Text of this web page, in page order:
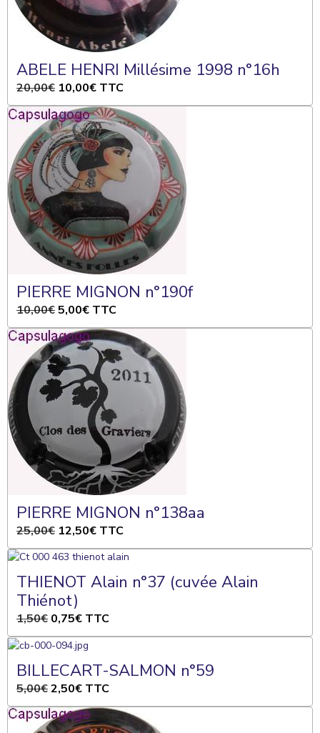
ABELE HENRI Millésime 1998 n°16h
20,00€ 10,00€ TTC
PIERRE MIGNON n°190f
10,00€5,00€ TTC
PIERRE MIGNON n°138aa
25,00€ 12,50€ TTC
THIENOT Alain n°37 (cuvée Alain
Thiénot)
1,50€ 0,75€ TTC
BILLECART-SALMON n°59
5,00€2,50€ TTC